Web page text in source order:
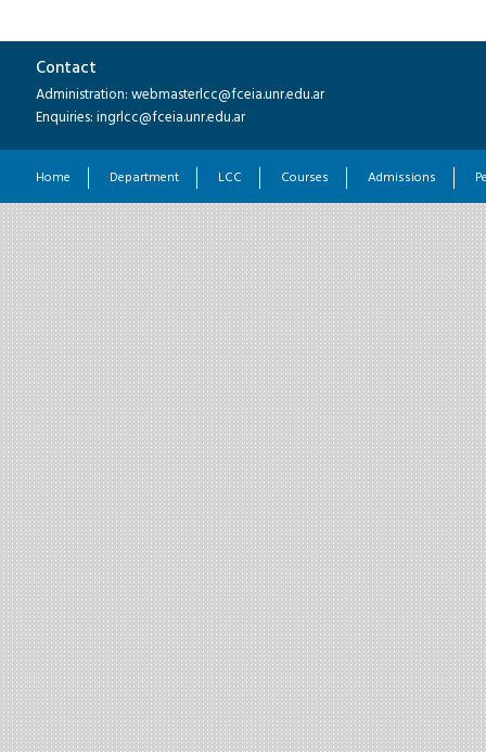
Contact
Administration: webmasterlcc@fceia.unr.edu.ar
Enquiries: ingrlcc@fceia.unr.edu.ar
Home Department LCC Courses Admissions